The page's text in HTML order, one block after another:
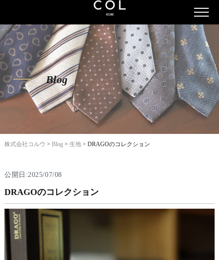
Blog
株式会社コルウ > Blog> 生地> DRAGOのコレクション
公開日:2025/07/08
DRAGOのコレクション